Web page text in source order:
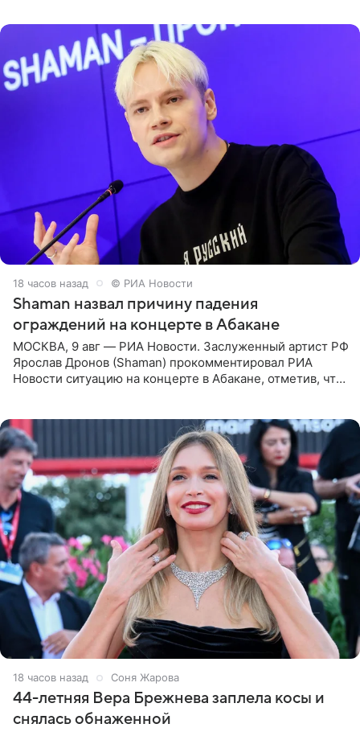
18 часов назад © РИА Новости
Shaman назвал причину падения
ограждений на концерте в Абакане
МОСКВА, 9 авг — РИА Новости. Заслуженный артист РФ
Ярослав Дронов (Shaman) прокомментировал РИА
Новости ситуацию на концерте в Абакане, отметив, что
18 часов назад Соня Жарова
44-летняя Вера Брежнева заплела косы и
снялась обнаженной